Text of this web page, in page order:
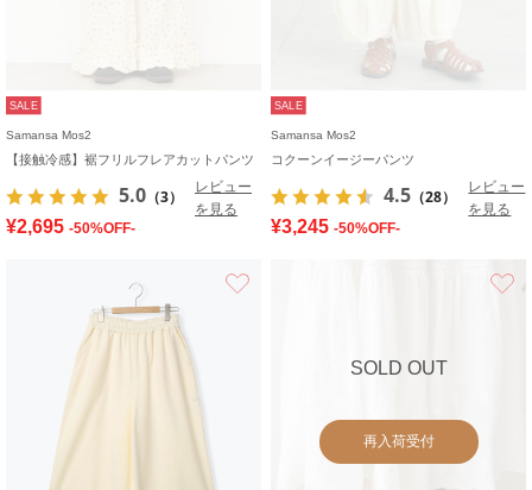
SALE
Samansa Mos2
【接触冷感】裾フリルフレアカットパンツ
5.0 （3）
レビュー
を見る
¥2,695 -50%OFF-
SALE
Samansa Mos2
コクーンイージーパンツ
4.5 （28）
レビュー
を見る
¥3,245 -50%OFF-
SOLD OUT
再入荷受付